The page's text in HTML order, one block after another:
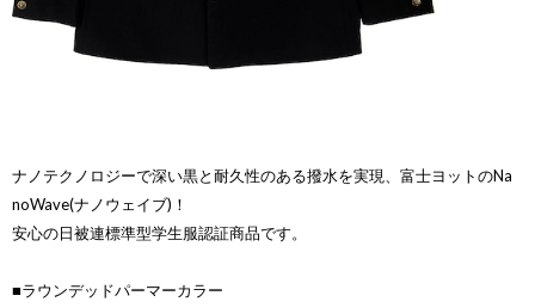
ナノテクノロジーで深い黒と耐久性のある撥水を実現、富士ヨットのNa
noWave(ナノウェイブ)！
安心の日被連標準型学生服認証商品です。
■ラウンデッドパーマーカラー